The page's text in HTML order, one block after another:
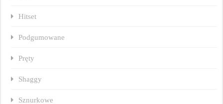
Hitset
Podgumowane
Pręty
Shaggy
Sznurkowe